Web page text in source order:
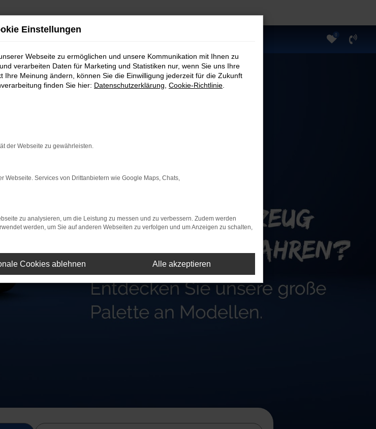
0
Einstellungen
Webseite zu ermöglichen und unsere Kommunikation mit Ihnen zu
verarbeiten Daten für Marketing und Statistiken nur, wenn Sie uns Ihre
Meinung ändern, können Sie die Einwilligung jederzeit für die Zukunft
finden Sie hier: Datenschutzerklärung Cookie-Richtlinie
der Webseite zu gewährleisten.
Webseite. Services von Drittanbietern wie Google Maps, Chats,
zu analysieren, um die Leistung zu messen und zu verbessern. Zudem werden
werden, um Sie auf anderen Webseiten zu verfolgen und um Anzeigen zu schalten,
Cookies ablehnen Alle akzeptieren